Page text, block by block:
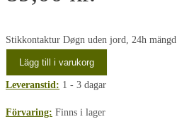
Stikkontaktur Døgn uden jord, 24h mängd
Lägg till i varukorg
Leveranstid: 1 - 3 dagar
Förvaring: Finns i lager